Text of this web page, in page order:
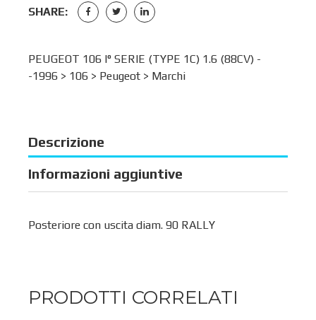
SHARE:
PEUGEOT 106 I° SERIE (TYPE 1C) 1.6 (88CV) -
-1996 > 106 > Peugeot > Marchi
Descrizione
Informazioni aggiuntive
Posteriore con uscita diam. 90 RALLY
PRODOTTI CORRELATI